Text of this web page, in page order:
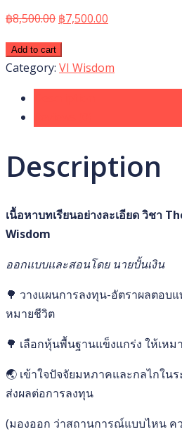
฿8,500.00 Original
was:
฿8,500.00.
฿7,500.00
฿7,500.00.
The
Principle
Wisdom
Add to cart
Category: VI Wisdom
Description
เนื้อหาบทเรียนอย่างละเอียด วิชา
Wisdom
ออกแบบและสอนโดย นายปั้นเงิน
🌳 วางแผนการลงทุน-อัตราผลตอบ
หมายชีวิต
🌳 เลือกหุ้นพื้นฐานแข็งแกร่ง ให้เหม
🌏 เข้าใจปัจจัยมหภาคและกลไกใน
ส่งผลต่อการลงทุน
(มองออก ว่าสถานการณ์แบบไหน ค